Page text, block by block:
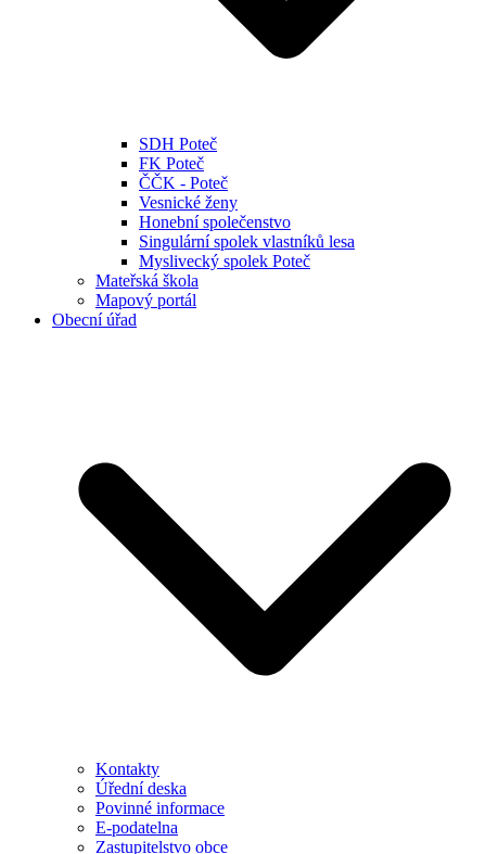
SDH Poteč
FK Poteč
ČČK - Poteč
Vesnické ženy
Honební společenstvo
Singulární spolek vlastníků lesa
Myslivecký spolek Poteč
Mateřská škola
Mapový portál
Obecní úřad
Kontakty
Úřední deska
Povinné informace
E-podatelna
Zastupitelstvo obce